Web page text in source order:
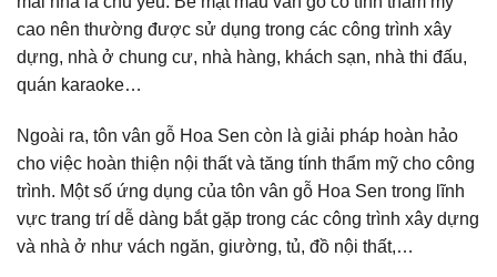
cao nên thường được sử dụng trong các công trình xây
dựng, nhà ở chung cư, nhà hàng, khách sạn, nhà thi đấu,
quán karaoke…
Ngoài ra, tôn vân gỗ Hoa Sen còn là giải pháp hoàn hảo
cho việc hoàn thiện nội thất và tăng tính thẩm mỹ cho công
trình. Một số ứng dụng của tôn vân gỗ Hoa Sen trong lĩnh
vực trang trí dễ dàng bắt gặp trong các công trình xây dựng
và nhà ở như vách ngăn, giường, tủ, đồ nội thất,…